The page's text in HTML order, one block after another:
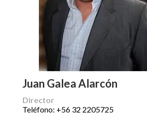
Juan Galea Alarcón
Director
Teléfono: +56 32 2205725